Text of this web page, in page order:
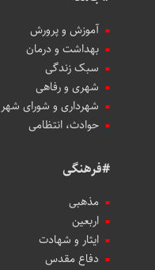
آموزش و پرورش
بهداشت و درمان
سبک زندگی
شهری و رفاهی
شهرداری و شورای شهر
حوادث، انتظامی
#فرهنگی
مذهبی
اربعین
ایثار و شهادت
دفاع مقدس